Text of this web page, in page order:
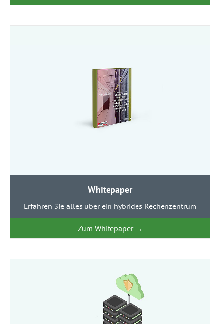
Whitepaper
Erfahren Sie alles über ein hybrides Rechenzentrum
Zum Whitepaper →